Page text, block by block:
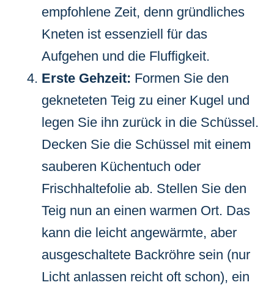
empfohlene Zeit, denn gründliches
Kneten ist essenziell für das
Aufgehen und die Fluffigkeit.
Erste Gehzeit: Formen Sie den
gekneteten Teig zu einer Kugel und
legen Sie ihn zurück in die Schüssel.
Decken Sie die Schüssel mit einem
sauberen Küchentuch oder
Frischhaltefolie ab. Stellen Sie den
Teig nun an einen warmen Ort. Das
kann die leicht angewärmte, aber
ausgeschaltete Backröhre sein (nur
Licht anlassen reicht oft schon), ein